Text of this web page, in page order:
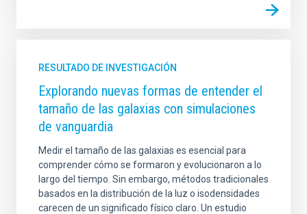
RESULTADO DE INVESTIGACIÓN
Explorando nuevas formas de entender el
tamaño de las galaxias con simulaciones
de vanguardia
Medir el tamaño de las galaxias es esencial para
comprender cómo se formaron y evolucionaron a lo
largo del tiempo. Sin embargo, métodos tradicionales
basados en la distribución de la luz o isodensidades
carecen de un significado físico claro. Un estudio